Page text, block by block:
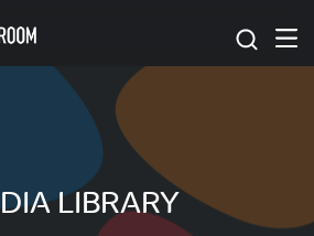
본문 바로가기
LIBRARY